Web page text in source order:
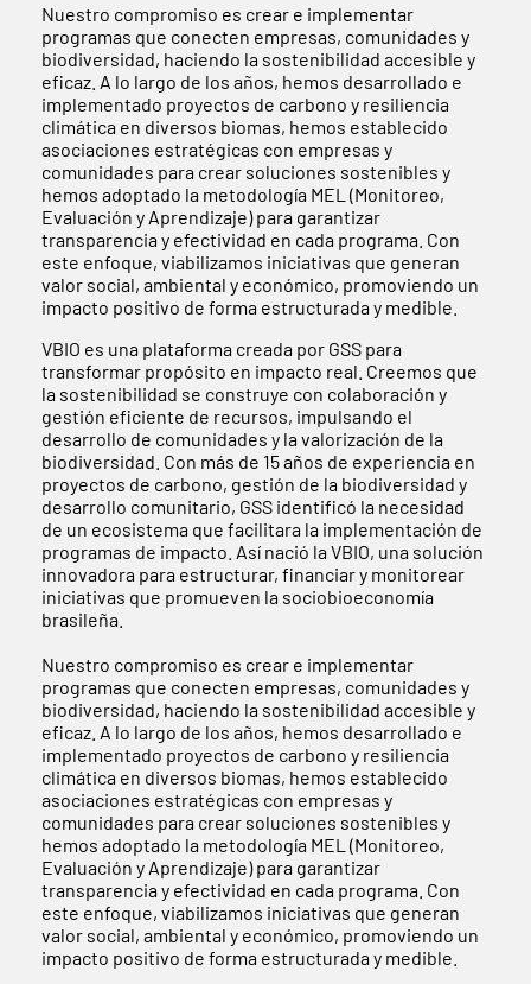
Nuestro compromiso es crear e implementar
programas que conecten empresas, comunidades y
biodiversidad, haciendo la sostenibilidad accesible y
eficaz. A lo largo de los años, hemos desarrollado e
implementado proyectos de carbono y resiliencia
climática en diversos biomas, hemos establecido
asociaciones estratégicas con empresas y
comunidades para crear soluciones sostenibles y
hemos adoptado la metodología MEL (Monitoreo,
Evaluación y Aprendizaje) para garantizar
transparencia y efectividad en cada programa. Con
este enfoque, viabilizamos iniciativas que generan
valor social, ambiental y económico, promoviendo un
impacto positivo de forma estructurada y medible.
VBIO es una plataforma creada por GSS para
transformar propósito en impacto real. Creemos que
la sostenibilidad se construye con colaboración y
gestión eficiente de recursos, impulsando el
desarrollo de comunidades y la valorización de la
biodiversidad. Con más de 15 años de experiencia en
proyectos de carbono, gestión de la biodiversidad y
desarrollo comunitario, GSS identificó la necesidad
de un ecosistema que facilitara la implementación de
programas de impacto. Así nació la VBIO, una solución
innovadora para estructurar, financiar y monitorear
iniciativas que promueven la sociobioeconomía
brasileña.
Nuestro compromiso es crear e implementar
programas que conecten empresas, comunidades y
biodiversidad, haciendo la sostenibilidad accesible y
eficaz. A lo largo de los años, hemos desarrollado e
implementado proyectos de carbono y resiliencia
climática en diversos biomas, hemos establecido
asociaciones estratégicas con empresas y
comunidades para crear soluciones sostenibles y
hemos adoptado la metodología MEL (Monitoreo,
Evaluación y Aprendizaje) para garantizar
transparencia y efectividad en cada programa. Con
este enfoque, viabilizamos iniciativas que generan
valor social, ambiental y económico, promoviendo un
impacto positivo de forma estructurada y medible.